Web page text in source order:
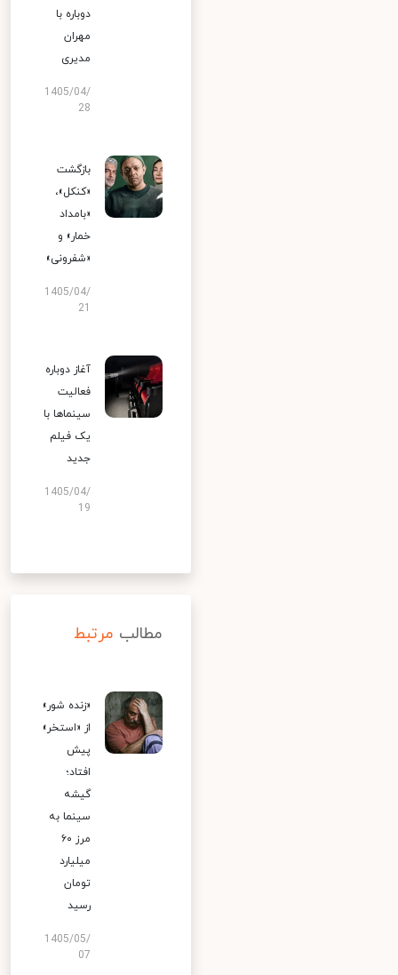
دوباره با
مهران
مدیری
1405/04/
28
بازگشت
«کنکل»،
«بامداد
خمار» و
«شفرونی»
1405/04/
آغاز دوباره
فعالیت
سینماها با
یک فیلم
جدید
1405/04/
19
مطالب مرتبط
«زنده شور»
از «استخر»
پیش
افتاد؛
گیشه
سینما به
مرز ۶۰
میلیارد
تومان
رسید
1405/05/
07